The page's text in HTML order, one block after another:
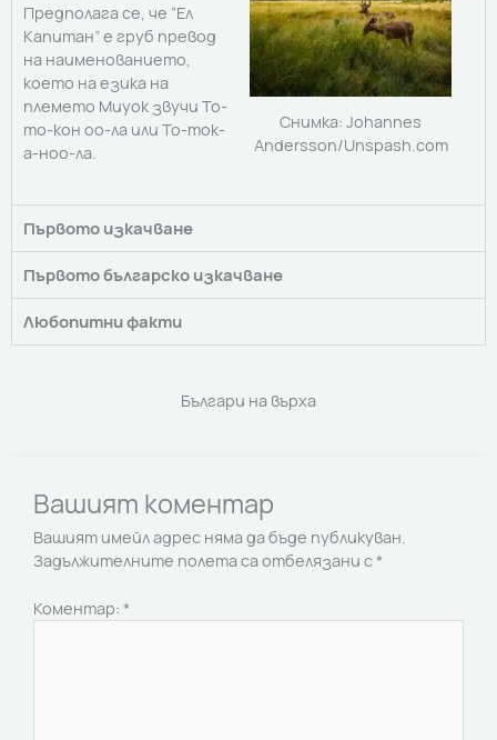
Снимка: Johannes
Andersson/Unspash.com
Предполага се, че “Ел
Капитан” е груб превод
на наименованието,
което на езика на
племето Миуок звучи То-
то-кон оо-ла или То-ток-
а-ноо-ла.
Първото изкачване
Първото българско изкачване
Любопитни факти
Българи на върха
Вашият коментар
Вашият имейл адрес няма да бъде публикуван.
Задължителните полета са отбелязани с*
Коментар: *